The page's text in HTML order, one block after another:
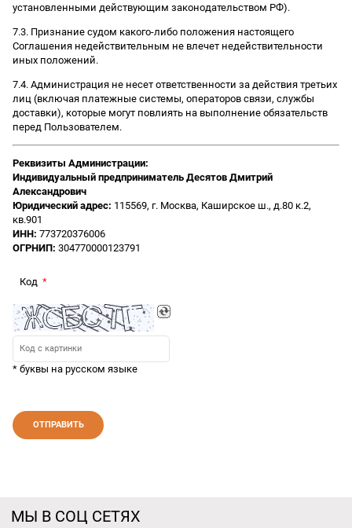
установленными действующим законодательством РФ).
7.3. Признание судом какого-либо положения настоящего
Соглашения недействительным не влечет недействительности
иных положений.
7.4. Администрация не несет ответственности за действия третьих
лиц (включая платежные системы, операторов связи, службы
доставки), которые могут повлиять на выполнение обязательств
перед Пользователем.
Реквизиты Администрации:
Индивидуальный предприниматель Десятов Дмитрий
Александрович
Юридический адрес: 115569, г. Москва, Каширское ш., д.80 к.2,
кв.901
ИНН: 773720376006
ОГРНИП: 304770000123791
Код
* буквы на русском языке
МЫ В СОЦ СЕТЯХ